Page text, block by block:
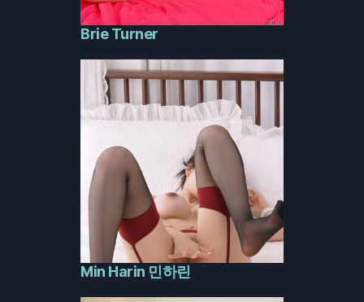
Brie Turner
Min Harin 민하린